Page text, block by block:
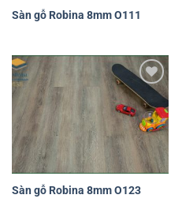
Sàn gỗ Robina 8mm O111
Yêu
thích
Sàn gỗ Robina 8mm O123